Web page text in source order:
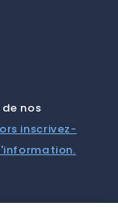
nos
inscrivez-